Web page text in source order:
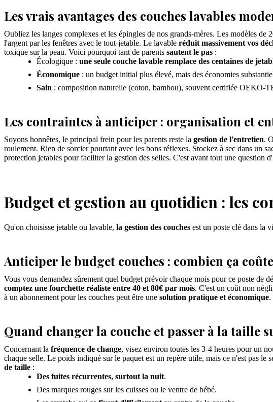
Les vrais avantages des couches lavables
Oubliez les langes complexes et les épingles de nos grands-mères. Les modèles
l'argent par les fenêtres avec le tout-jetable. Le lavable réduit massivement vos
toxique sur la peau. Voici pourquoi tant de parents sautent le pas :
Écologique : une seule couche lavable remplace des centaines de
Économique : un budget initial plus élevé, mais des économies
Sain : composition naturelle (coton, bambou), souvent certifiée OEKO-
Les contraintes à anticiper : organisation et
Soyons honnêtes, le principal frein pour les parents reste la gestion de l'entretien.
roulement. Rien de sorcier pourtant avec les bons réflexes. Stockez à sec dans un
protection jetables pour faciliter la gestion des selles. C'est avant tout une question
Budget et gestion au quotidien : les
Qu'on choisisse jetable ou lavable, la gestion des couches est un poste clé dans la
Anticiper le budget couches : combien ça
Vous vous demandez sûrement quel budget prévoir chaque mois pour ce poste de
comptez une fourchette réaliste entre 40 et 80€ par mois. C'est un coût non
à un abonnement pour les couches peut être une solution pratique et économique.
Quand changer la couche et passer à la taille
Concernant la fréquence de change, visez environ toutes les 3-4 heures pour un
chaque selle. Le poids indiqué sur le paquet est un repère utile, mais ce n'est pas le
de taille :
Des fuites récurrentes, surtout la nuit.
Des marques rouges sur les cuisses ou le ventre de bébé.